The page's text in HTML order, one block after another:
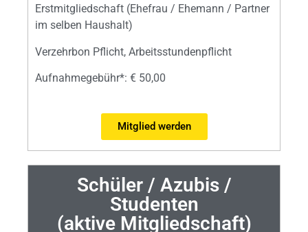
Erstmitgliedschaft (Ehefrau / Ehemann / Partner
im selben Haushalt)
Verzehrbon Pflicht, Arbeitsstundenpflicht
Aufnahmegebühr*: € 50,00
Mitglied werden
Schüler / Azubis /
Studenten
(aktive Mitgliedschaft)